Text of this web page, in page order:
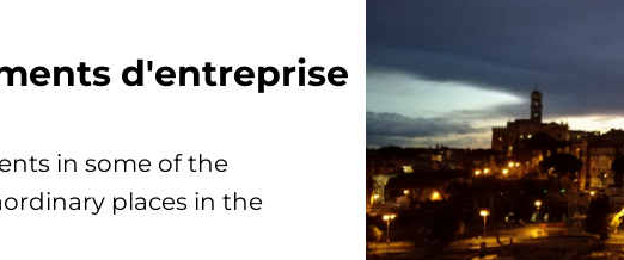
d'entreprise
in some of the
places in the